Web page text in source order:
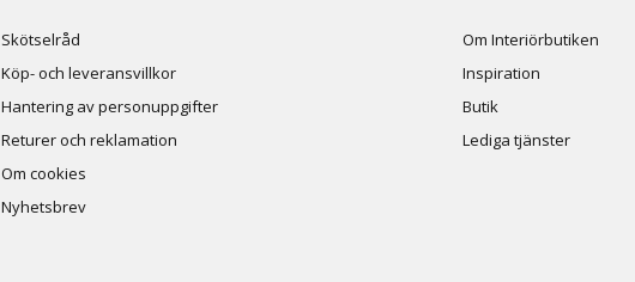
Skötselråd
Köp- och leveransvillkor
Hantering av personuppgifter
Returer och reklamation
Om cookies
Nyhetsbrev
Om Interiörbutiken
Inspiration
Butik
Lediga tjänster